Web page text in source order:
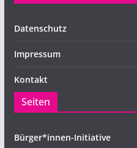
Datenschutz
Impressum
Kontakt
Seiten
Bürger*innen-Initiative